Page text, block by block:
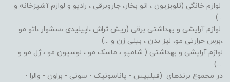
لوازم خانگی (تلویزیون ، اتو بخار، جاروبرقی ، رادیو و لوازم آشپزخانه و
...)
لوازم آرایشی و بهداشتی برقی (ریش تراش ،اپیلیدی ،سشوار ،اتو مو
،برس حرارتی مو، لیز بدن ، بینی زن و ...)
لوازم آرایشی و بهداشتی ( شامپو ، ماسک مو ، لوسیون مو ، ژل مو و
....)
در مجموع برندهای (فیلیپس - پاناسونیک - سونی - براون - والرا -